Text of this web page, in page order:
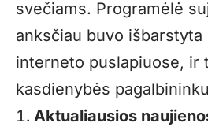
svečiams. Programėlė
anksčiau buvo
interneto puslapiuose, ir
kasdienybės
Aktualiausios